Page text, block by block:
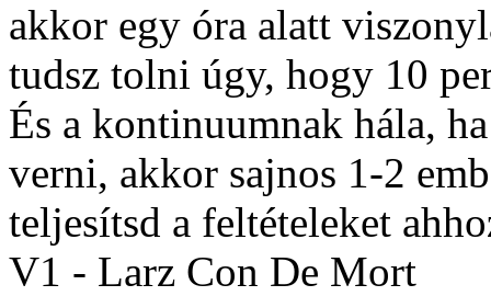
akkor egy óra alatt
tudsz tolni úgy, hogy 10
És a kontinuumnak hála,
verni, akkor sajnos 1-2
teljesítsd a feltételeket
V1 - Larz Con De Mort